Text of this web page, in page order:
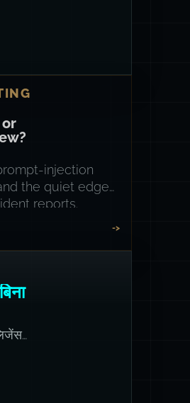
injection
the quiet edge
reports.
->